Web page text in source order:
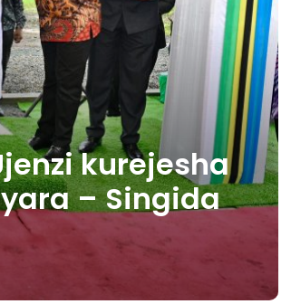
kurejesha
– Singida